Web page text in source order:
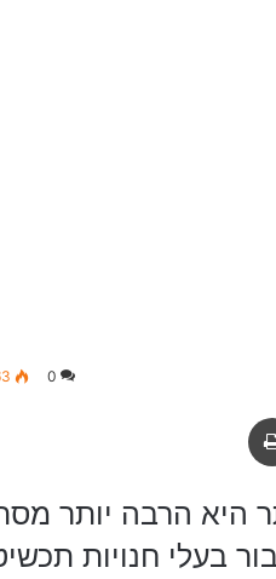
0
היא הרבה יותר
בעלי חנויות